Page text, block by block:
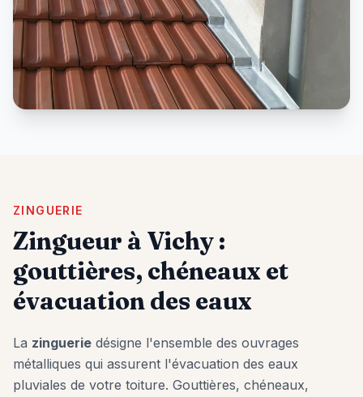
ZINGUERIE
Zingueur à Vichy:
gouttières, chéneaux et
évacuation des eaux
La zinguerie désigne l'ensemble des ouvrages
métalliques qui assurent l'évacuation des eaux
pluviales de votre toiture. Gouttières, chéneaux,